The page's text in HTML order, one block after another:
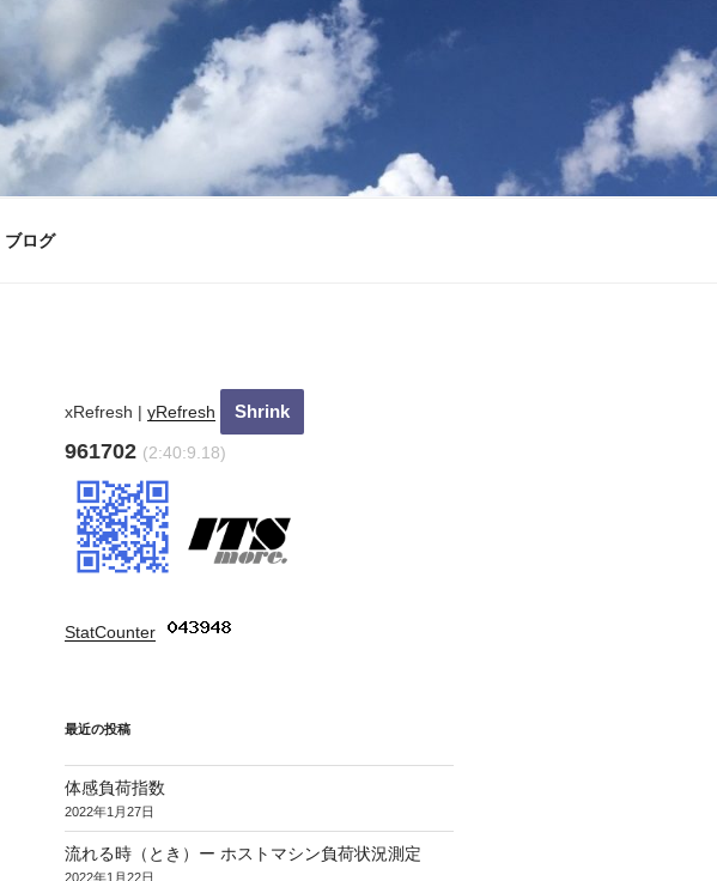
ブログ
xRefresh | yRefresh
961702 (2:40:10.18)
StatCounter:
最近の投稿
体感負荷指数
2022年1月27日
流れる時（とき）ー ホストマシン負荷状況測定
2022年1月22日